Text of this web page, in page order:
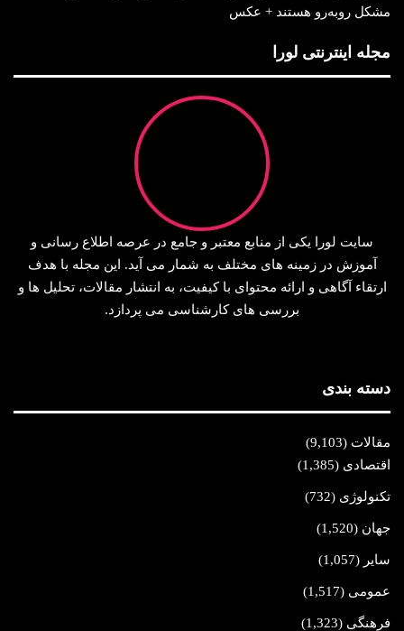
مشکل روبه‌رو هستند + عکس
مجله اینترنتی لورا
سایت لورا یکی از منابع معتبر و جامع در عرصه اطلاع‌ رسانی و
آموزش در زمینه‌ های مختلف به شمار می‌ آید. این مجله با هدف
ارتقاء آگاهی و ارائه محتوای با کیفیت، به انتشار مقالات، تحلیل‌ ها و
بررسی‌ های کارشناسی می‌ پردازد.
دسته بندی
مقالات (9,103)
اقتصادی (1,385)
تکنولوژی (732)
جهان (1,520)
سایر (1,057)
عمومی (1,517)
فرهنگی (1,323)